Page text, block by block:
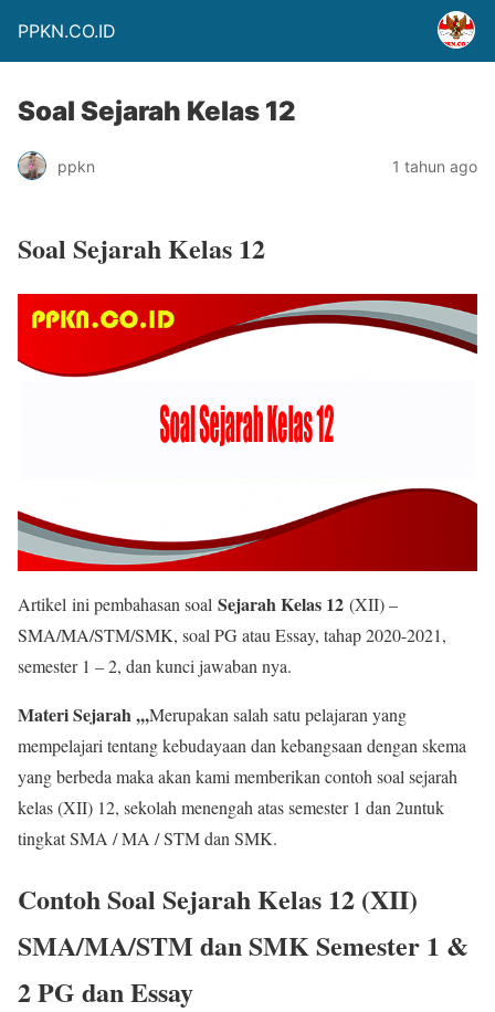
PPKN.CO.ID
Soal Sejarah Kelas 12
ppkn 1 tahun ago
Soal Sejarah Kelas 12
Artikel ini pembahasan soal Sejarah Kelas 12 (XII) –
SMA/MA/STM/SMK, soal PG atau Essay, tahap 2020-2021,
semester 1 – 2, dan kunci jawaban nya.
Materi Sejarah ,,,Merupakan salah satu pelajaran yang
mempelajari tentang kebudayaan dan kebangsaan dengan skema
yang berbeda maka akan kami memberikan contoh soal sejarah
kelas (XII) 12, sekolah menengah atas semester 1 dan 2untuk
tingkat SMA / MA / STM dan SMK.
Contoh Soal Sejarah Kelas 12 (XII)
SMA/MA/STM dan SMK Semester 1 &
2 PG dan Essay